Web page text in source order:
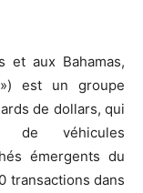
et aux Bahamas,
est un groupe
de dollars, qui
de véhicules
émergents du
transactions dans